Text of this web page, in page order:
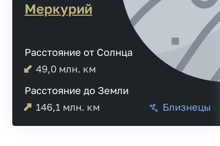
Меркурий
Расстояние от Солнца
49,0 млн. км
Расстояние до Земли
146,1 млн. км Близнецы